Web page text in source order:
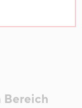
Bereich